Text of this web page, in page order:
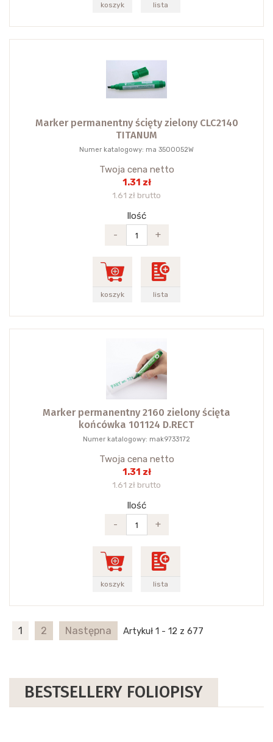
koszyk lista
Marker permanentny ścięty zielony CLC2140
TITANUM
Numer katalogowy: ma 3500052W
Twoja cena netto
1.31 zł
1.61 zł brutto
Ilość
-
+
koszyk lista
Marker permanentny 2160 zielony ścięta
końcówka 101124 D.RECT
Numer katalogowy: mak9733172
Twoja cena netto
1.31 zł
1.61 zł brutto
Ilość
-
+
koszyk lista
1 2 Następna Artykuł 1 - 12 z 677
BESTSELLERY FOLIOPISY